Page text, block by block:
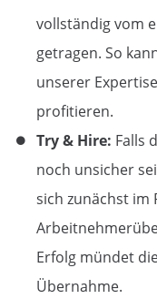
vollständig vom
getragen. So
unserer
profitieren.
Try & Hire: Falls
noch unsicher
sich zunächst im
Erfolg mündet
Übernahme.